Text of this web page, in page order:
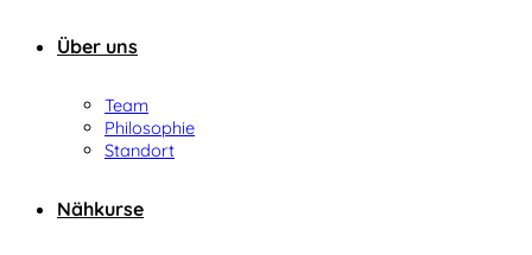
Über uns
Team
Philosophie
Standort
Nähkurse